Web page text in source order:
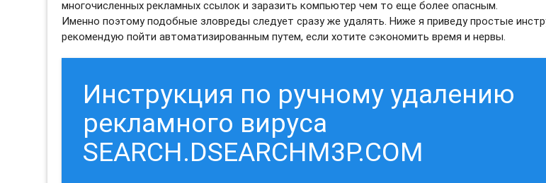
многочисленных рекламных ссылок и заразить компьютер чем то еще более опасным.
Именно поэтому подобные зловреды следует сразу же удалять. Ниже я приведу простые
рекомендую пойти автоматизированным путем, если хотите сэкономить время и нервы.
Инструкция по ручному удалению
рекламного вируса
SEARCH.DSEARCHM3P.COM